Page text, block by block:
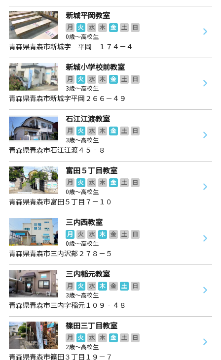
新城平岡教室
月 火 水 木 金 土
日
0歳～高校生
青森県青森市新城字 平岡 １７４－４
新城小学校前教室
月 火 水 木 金 土
日
3歳～高校生
青森県青森市新城字平岡２６６－４９
石江江渡教室
月 火 水 木 金 土
日
3歳～高校生
青森県青森市石江江渡４５‐８
富田５丁目教室
月 火 水 木 金 土
日
0歳～高校生
青森県青森市富田５丁目７－１０
三内西教室
月 火 水 木 金 土
日
0歳～高校生
青森県青森市三内沢部２７８－５
三内稲元教室
月 火 水 木 金 土
日
3歳～高校生
青森県青森市三内字稲元１０９‐４８
篠田三丁目教室
月 火 水 木 金 土
日
2歳～高校生
青森県青森市篠田３丁目１９－７